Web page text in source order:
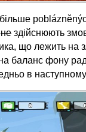
не здійснюють
що лежить на
баланс фону
в